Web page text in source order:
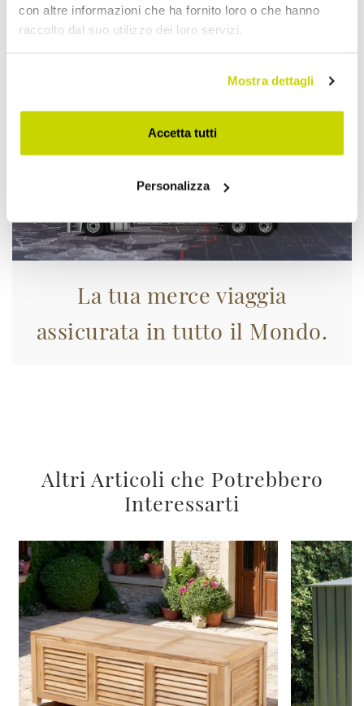
con altre informazioni che ha fornito loro o che hanno
raccolto dal suo utilizzo dei loro servizi.
Mostra dettagli
Accetta tutti
Personalizza
Approfittane subito!
La tua merce viaggia
assicurata in tutto il Mondo.
Altri Articoli che Potrebbero
Interessarti